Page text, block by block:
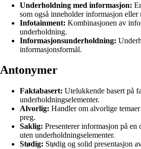
Underholdning med informasjon:
som også inneholder informasjon eller
Infotainment: Kombinasjonen av
underholdning.
Informasjonsunderholdning:
informasjonsformål.
Antonymer
Faktabasert: Utelukkende basert på
underholdningselementer.
Alvorlig: Handler om alvorlige
preg.
Saklig: Presenterer informasjon på
uten underholdningselementer.
Stødig: Stødig og solid presentasjon